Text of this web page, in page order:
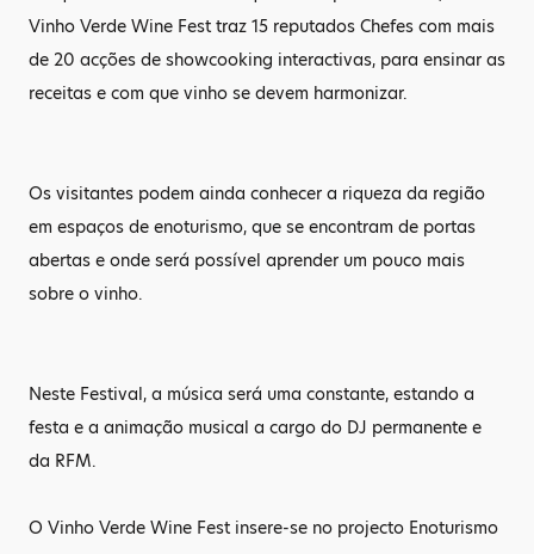
Vinho Verde Wine Fest traz 15 reputados Chefes com mais
de 20 acções de showcooking interactivas, para ensinar as
receitas e com que vinho se devem harmonizar.
Os visitantes podem ainda conhecer a riqueza da região
em espaços de enoturismo, que se encontram de portas
abertas e onde será possível aprender um pouco mais
sobre o vinho.
Neste Festival, a música será uma constante, estando a
festa e a animação musical a cargo do DJ permanente e
da RFM.
O Vinho Verde Wine Fest insere-se no projecto Enoturismo